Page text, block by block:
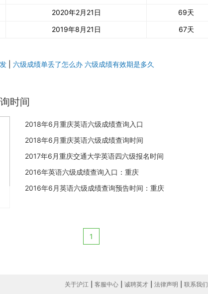
2020年2月21日
69天
2019年8月21日 67天
六级成绩单丢了怎么办 六级成绩有效期是多久
时间
2018年6月重庆英语六级成绩查询入口
2018年6月重庆英语六级成绩查询时间
2017年6月重庆交通大学英语四六级报名时间
2016年英语六级成绩查询入口：重庆
2016年6月英语六级成绩查询预告时间：重庆
1
关于沪江 客服中心 诚聘英才 法律声明 联系我们